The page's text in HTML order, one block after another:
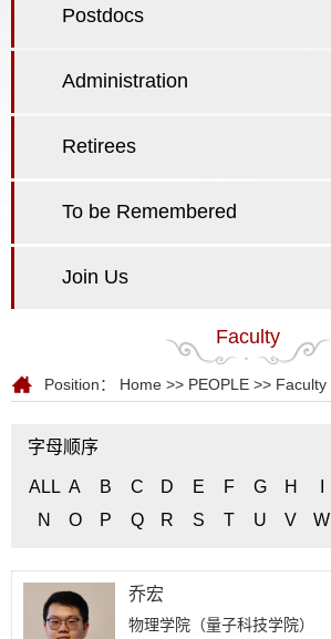
Postdocs
Administration
Retirees
To be Remembered
Join Us
Faculty
Position： Home >> PEOPLE >> Faculty
字母顺序
ALL A B C D E F G H
N
O P Q R S T U V W
乔宏
物理学院（量子科技学院）